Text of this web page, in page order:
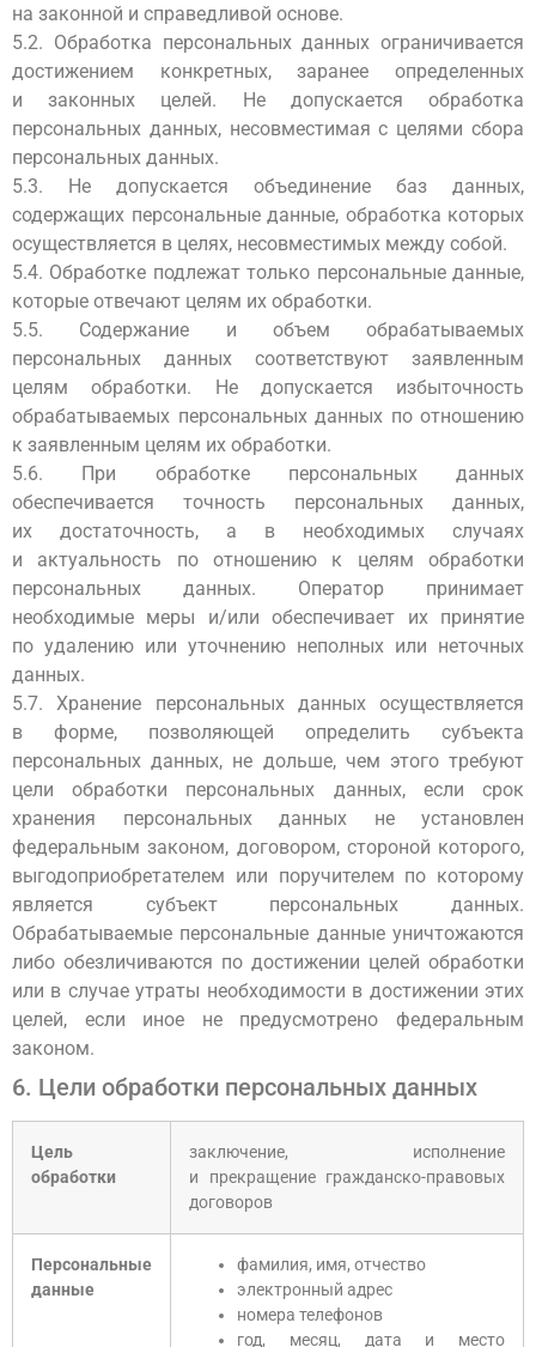
на законной и справедливой основе.
5.2. Обработка персональных данных ограничивается
достижением конкретных, заранее определенных
и законных целей. Не допускается обработка
персональных данных, несовместимая с целями сбора
персональных данных.
5.3. Не допускается объединение баз данных,
содержащих персональные данные, обработка которых
осуществляется в целях, несовместимых между собой.
5.4. Обработке подлежат только персональные данные,
которые отвечают целям их обработки.
5.5. Содержание и объем обрабатываемых
персональных данных соответствуют заявленным
целям обработки. Не допускается избыточность
обрабатываемых персональных данных по отношению
к заявленным целям их обработки.
5.6. При обработке персональных данных
обеспечивается точность персональных данных,
их достаточность, а в необходимых случаях
и актуальность по отношению к целям обработки
персональных данных. Оператор принимает
необходимые меры и/или обеспечивает их принятие
по удалению или уточнению неполных или неточных
данных.
5.7. Хранение персональных данных осуществляется
в форме, позволяющей определить субъекта
персональных данных, не дольше, чем этого требуют
цели обработки персональных данных, если срок
хранения персональных данных не установлен
федеральным законом, договором, стороной которого,
выгодоприобретателем или поручителем по которому
является субъект персональных данных.
Обрабатываемые персональные данные уничтожаются
либо обезличиваются по достижении целей обработки
или в случае утраты необходимости в достижении этих
целей, если иное не предусмотрено федеральным
законом.
6. Цели обработки персональных данных
Цель
обработки
заключение, исполнение
и прекращение гражданско-правовых
договоров
Персональные
данные
фамилия, имя, отчество
электронный адрес
номера телефонов
год, месяц, дата и место